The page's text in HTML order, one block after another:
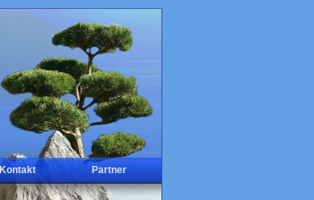
Kontakt Partner